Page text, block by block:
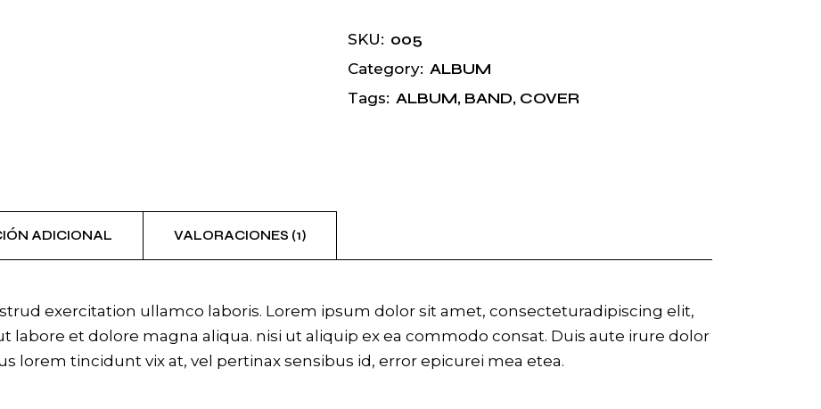
SKU: 005
Category: ALBUM
Tags: ALBUM, BAND, COVER
ADICIONAL VALORACIONES (1)
exercitation ullamco laboris. Lorem ipsum dolor sit amet, consecteturadipiscing elit,
et dolore magna aliqua. nisi ut aliquip ex ea commodo consat. Duis aute irure dolor
lorem tincidunt vix at, vel pertinax sensibus id, error epicurei mea etea.